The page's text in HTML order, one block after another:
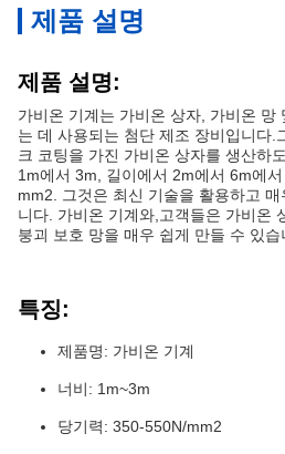
제품 설명
제품 설명:
가비온 기계는 가비온 상자, 가비온 망
는 데 사용되는 첨단 제조 장비입니다.
크 코팅을 가진 가비온 상자를 생산하
1m에서 3m, 길이에서 2m에서 6m에
mm2. 그것은 최신 기술을 활용하고
니다. 가비온 기계와,고객들은 가비온
붕괴 보호 망을 매우 쉽게 만들 수 있습
특징:
제품명: 가비온 기계
너비: 1m~3m
당기력: 350-550N/mm2